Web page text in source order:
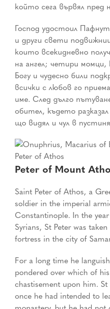
който сега вървял пред
Господ удостоил
и други свети
които всекидневно
на ангел; четири момци,
Богу и чудесно били
всички с любов го
име. След дълго
обител, където
що видял и чул в
Peter of Mount
Saint Peter of Athos, a
soldier in the imperial
Constantinople. In the
Syrians, St Peter was
fortress in the city of
For a long time he
pondered over which of
chastisement upon him.
once he had intended to